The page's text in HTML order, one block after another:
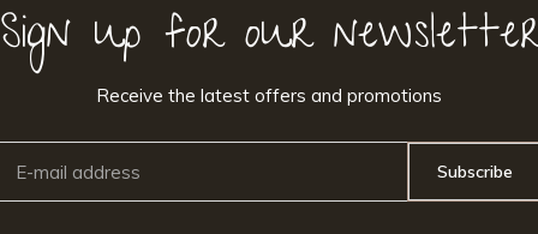
Sign up for our
Receive the latest offers and promotions
Subscribe